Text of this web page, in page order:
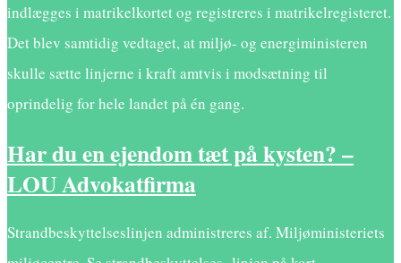
indlægges i matrikelkortet og registreres i matrikelregisteret.
Det blev samtidig vedtaget, at miljø- og energiministeren
skulle sætte linjerne i kraft amtvis i modsætning til
oprindelig for hele landet på én gang.
Har du en ejendom tæt på kysten? –
LOU Advokatfirma
Strandbeskyttelseslinjen administreres af. Miljøministeriets